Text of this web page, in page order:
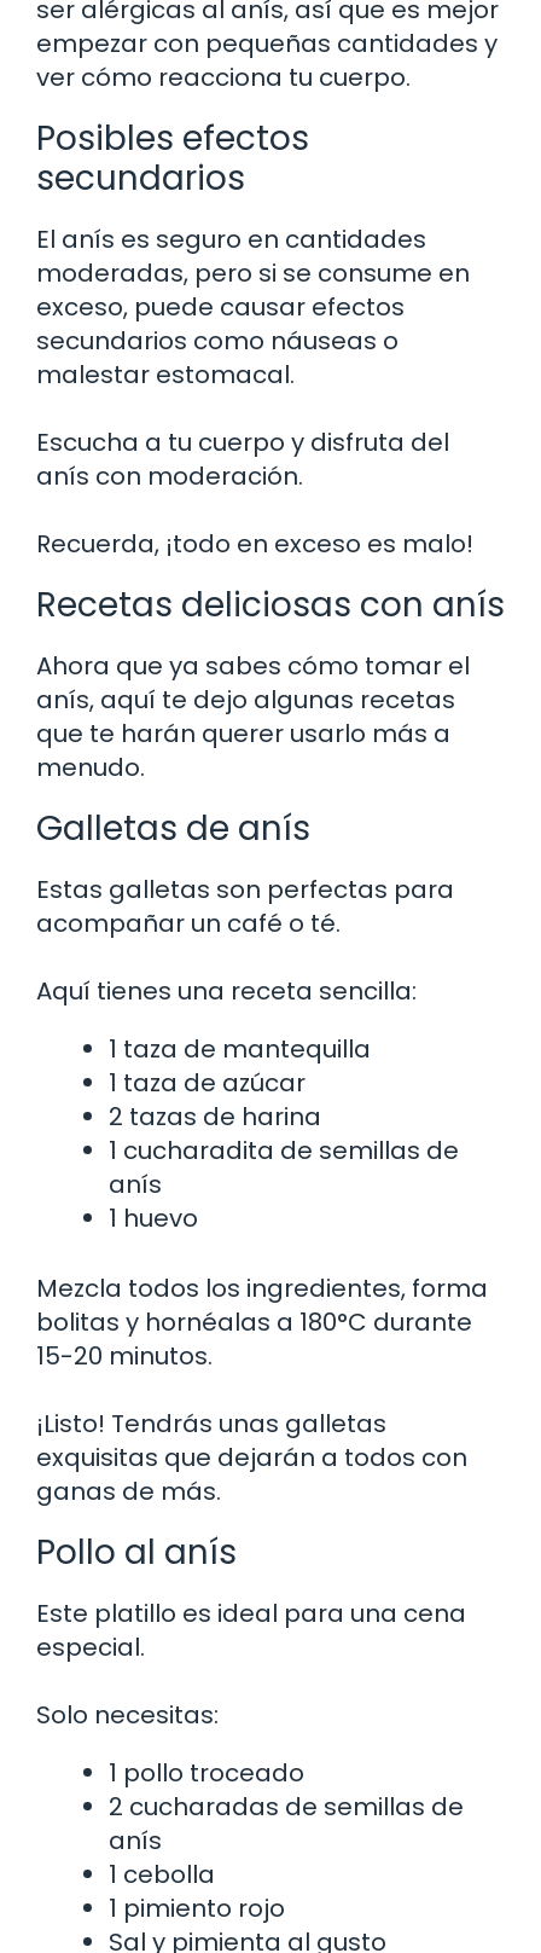
ser alérgicas al anís, así que es mejor
empezar con pequeñas cantidades y
ver cómo reacciona tu cuerpo.
Posibles efectos
secundarios
El anís es seguro en cantidades
moderadas, pero si se consume en
exceso, puede causar efectos
secundarios como náuseas o
malestar estomacal.
Escucha a tu cuerpo y disfruta del
anís con moderación.
Recuerda, ¡todo en exceso es malo!
Recetas deliciosas con anís
Ahora que ya sabes cómo tomar el
anís, aquí te dejo algunas recetas
que te harán querer usarlo más a
menudo.
Galletas de anís
Estas galletas son perfectas para
acompañar un café o té.
Aquí tienes una receta sencilla:
1 taza de mantequilla
1 taza de azúcar
2 tazas de harina
1 cucharadita de semillas de
anís
1 huevo
Mezcla todos los ingredientes, forma
bolitas y hornéalas a 180°C durante
15-20 minutos.
¡Listo! Tendrás unas galletas
exquisitas que dejarán a todos con
ganas de más.
Pollo al anís
Este platillo es ideal para una cena
especial.
Solo necesitas:
1 pollo troceado
2 cucharadas de semillas de
anís
1 cebolla
1 pimiento rojo
Sal y pimienta al gusto